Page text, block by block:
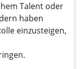
Talent oder
haben
einzusteigen,